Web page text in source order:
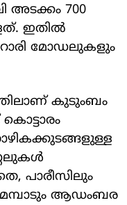
700
ഇതില്‍
മോഡലുകളും
കുടുംബം
പാരീസിലും
ആഡംബര